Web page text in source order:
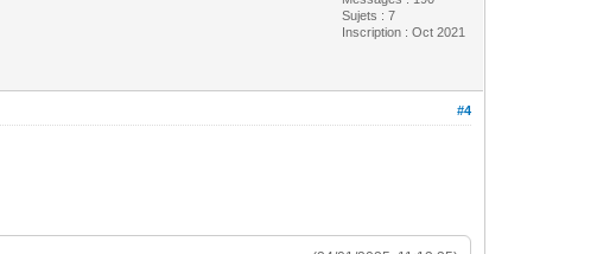
Sujets : 7
Inscription : Oct 2021
#4